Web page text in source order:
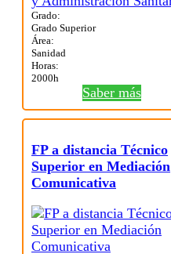
Grado:
Grado Superior
Área:
Sanidad
Horas:
2000h
Saber más
FP a distancia Técnico
Superior en Mediación
Comunicativa